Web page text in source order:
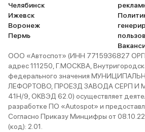
Челябинск
Ижевск
Воронеж
Пермь
ООО «Автоспот» (ИНН 7715936827
адрес 111250, Г.МОСКВА,
федерального значения
ЛЕФОРТОВО, ПРОЕЗД ЗАВОДА СЕРП И
41Н/9, ОКВЭД 62.0) осуществляет
разработке ПО «Autospot» и
Согласно Приказу Минцифры от
(код): 2.01.